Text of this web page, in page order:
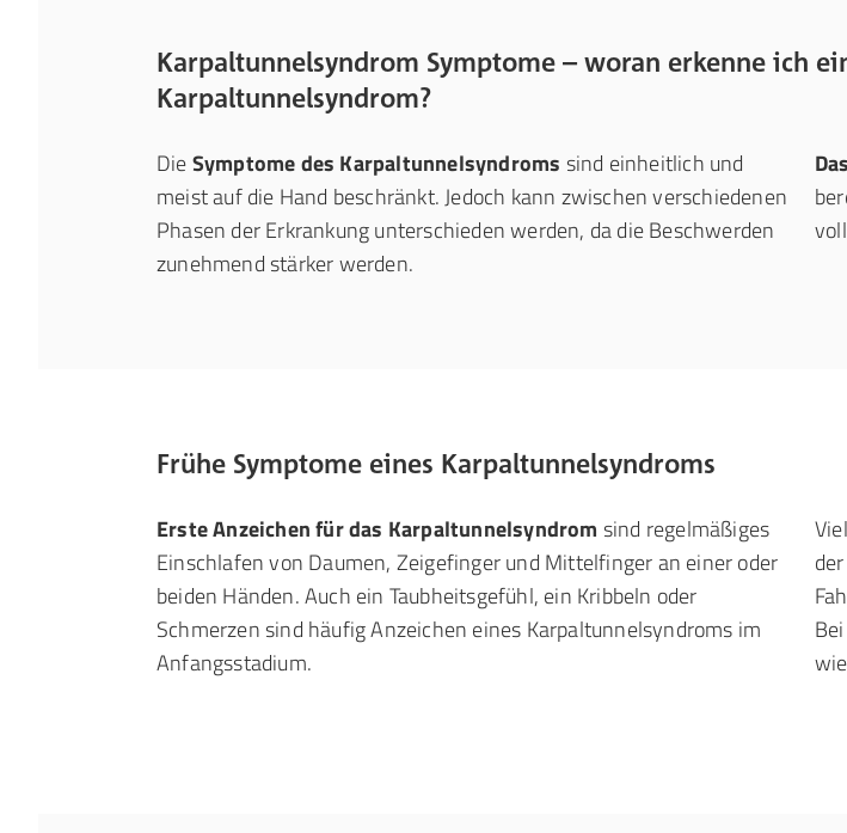
Karpaltunnelsyndrom Symptome – woran erkenne ich
Karpaltunnelsyndrom?
DieSymptome des Karpaltunnelsyndroms sind einheitlich und
meist auf die Hand beschränkt. Jedoch kann zwischen verschiedenen
Phasen der Erkrankung unterschieden werden, da die Beschwerden
zunehmend stärker werden.
Frühe Symptome eines Karpaltunnelsyndroms
Erste Anzeichen für das Karpaltunnelsyndrom sind regelmäßiges
Einschlafen von Daumen, Zeigefinger und Mittelfinger an einer oder
beiden Händen. Auch ein Taubheitsgefühl, ein Kribbeln oder
Schmerzen sind häufig Anzeichen eines Karpaltunnelsyndroms im
Anfangsstadium.